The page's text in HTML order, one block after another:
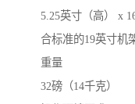
5.25英寸（高） x
合标准的19英寸机
重量
32磅（14千克）